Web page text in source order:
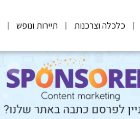
כלכלה וצרכנות תיירות ונופש